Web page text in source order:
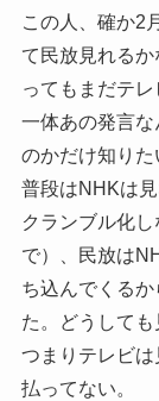
この人、確か2
て民放見れる
ってもまだテレ
一体あの発言な
のかだけ知りた
普段はNHKは
クランブル化
で）、民放は
ち込んでくる
た。どうしても
つまりテレビ
払ってない。